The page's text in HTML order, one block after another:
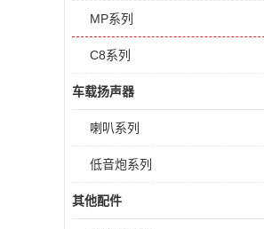
MP系列
C8系列
车载扬声器
喇叭系列
低音炮系列
其他配件